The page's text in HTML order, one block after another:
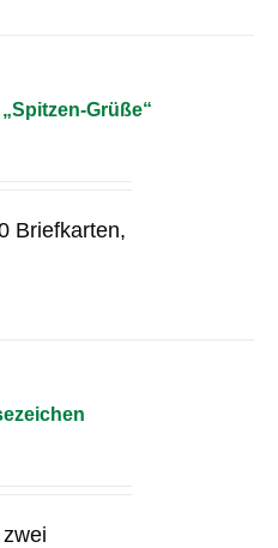
Grüße“
Briefkarten,